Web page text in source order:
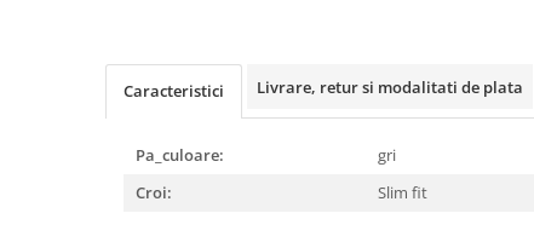
Caracteristici Livrare, retur si modalitati de plata
Pa_culoare:
gri
Croi:
Slim fit